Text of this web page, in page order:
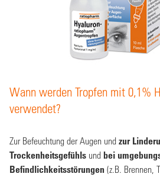
Wann werden Tropfen mit 0,1%
verwendet?
Zur Befeuchtung der Augen und zur
Trockenheitsgefühls und bei
Befindlichkeitsstörungen (z.B. Brennen,